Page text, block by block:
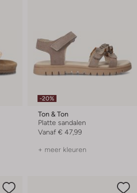
-20%
Ton & Ton
Platte sandalen
Vanaf € 47,99
+ meer kleuren